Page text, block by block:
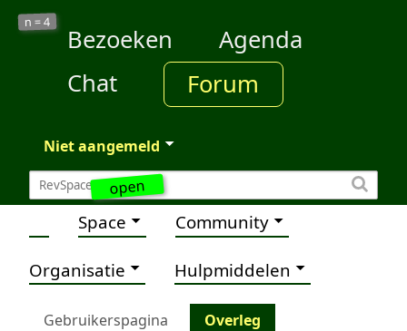
open
n =4
Bezoeken
Agenda
Chat
Forum
Niet aangemeld
Space Community
Organisatie Hulpmiddelen
Gebruikerspagina
Overleg